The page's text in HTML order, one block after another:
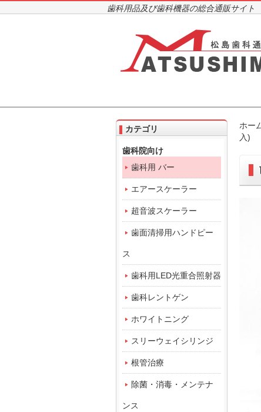
歯科用品及び歯科機器の総合通販サイト
ホー
入)
カテゴリ
歯科院向け
歯科用 バー
エアースケーラー
超音波スケーラー
歯面清掃用ハンドピー
ス
歯科用LED光重合照射器
歯科レントゲン
ホワイトニング
スリーウェイシリンジ
根管治療
除菌・消毒・メンテナ
ンス